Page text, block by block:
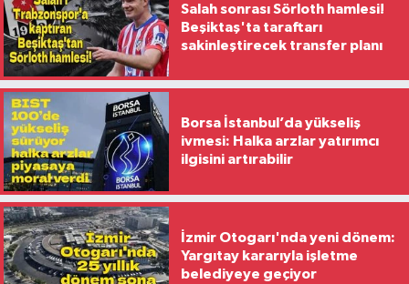
Salah sonrası Sörloth hamlesi!
Beşiktaş'ta taraftarı
sakinleştirecek transfer planı
Borsa İstanbul’da yükseliş
ivmesi: Halka arzlar yatırımcı
ilgisini artırabilir
İzmir Otogarı'nda yeni dönem:
Yargıtay kararıyla işletme
belediyeye geçiyor